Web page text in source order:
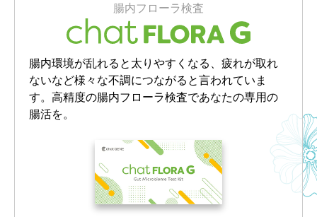
腸内フローラ検査
腸内環境が乱れると太りやすくなる、疲れが取れ
ないなど様々な不調につながると言われていま
す。高精度の腸内フローラ検査であなたの専用の
腸活を。